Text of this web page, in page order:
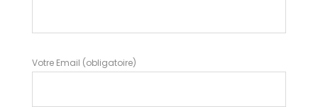
Votre Email (obligatoire)